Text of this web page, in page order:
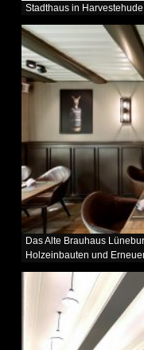
Stadthaus in
Das Alte Brauhaus
Holzeinbauten und